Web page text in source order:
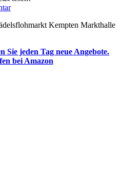
Kempten Markthalle
Sie jeden Tag neue Angebote.
bei Amazon